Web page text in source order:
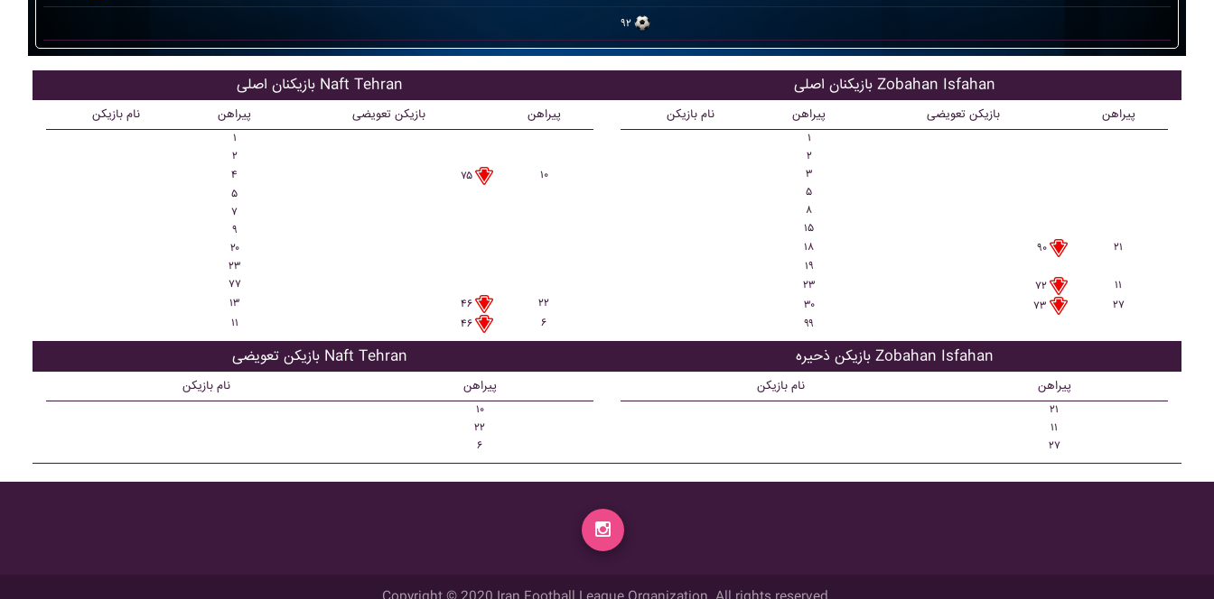
۹۲
بازیکنان اصلی Naft Tehran
نام بازیکن پیراهن بازیکن تعویضی پیراهن
۱
۲
۴
۷۵
۱۰
۵
۷
۹
۲۰
۲۳
۷۷
۱۳
۴۶
۲۲
۱۱
۴۶ ۶
بازیکن تعویضی Naft Tehran
نام بازیکن پیراهن
۱۰
۲۲
۶
بازیکنان اصلی Zobahan Isfahan
نام بازیکن پیراهن بازیکن تعویضی پیراهن
۱
۲
۳
۵
۸
۱۵
۱۸
۹۰
۲۱
۱۹
۲۳
۷۲
۱۱
۳۰
۷۳
۲۷
۹۹
بازیکن ذحیره Zobahan Isfahan
نام بازیکن پیراهن
۲۱
۱۱
۲۷